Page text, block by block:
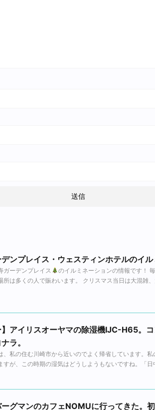
ンプレイス・ウェスティンホテルのイ
ーデンプレイス
のイルミネーションの情報です！
所は多くの人で賑わいます。 クリスマス当日は大混雑
】アイリスオーヤマの除湿機IJC-H65。
ラ。
、私の住む川崎市から近いのでよく帰省しています。
すが、この時期の湿気はどうしようもないですね。「
グマンのカフェNOMUに行ってきた。